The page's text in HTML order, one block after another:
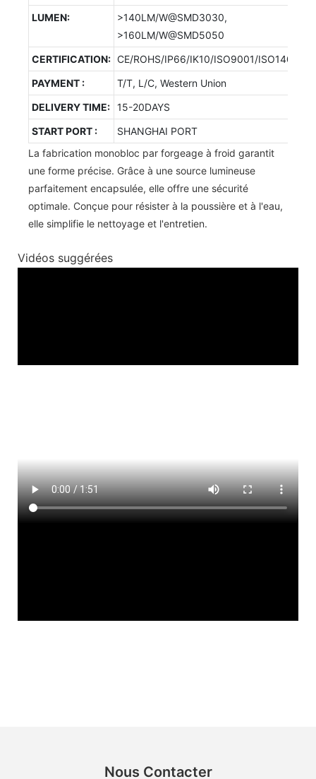
LUMEN:
>140LM/W@SMD3030,
>160LM/W@SMD5050
CERTIFICATION: CE/ROHS/IP66/IK10/ISO9001/ISO14001/
PAYMENT :
T/T, L/C, Western Union
DELIVERY TIME: 15-20DAYS
START PORT :
SHANGHAI PORT
La fabrication monobloc par forgeage à froid garantit
une forme précise. Grâce à une source lumineuse
parfaitement encapsulée, elle offre une sécurité
optimale. Conçue pour résister à la poussière et à l'eau,
elle simplifie le nettoyage et l'entretien.
Vidéos suggérées
Nous Contacter